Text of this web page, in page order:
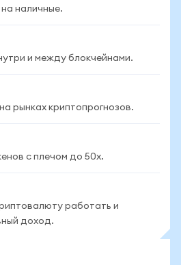
наличные.
и между блокчейнами.
рынках криптопрогнозов.
с плечом до 50x.
работать и
доход.